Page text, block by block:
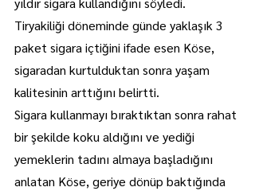
Tiryakiliği döneminde günde yaklaşık 3
paket sigara içtiğini ifade esen Köse,
sigaradan kurtulduktan sonra yaşam
kalitesinin arttığını belirtti.
Sigara kullanmayı bıraktıktan sonra rahat
bir şekilde koku aldığını ve yediği
yemeklerin tadını almaya başladığını
anlatan Köse, geriye dönüp baktığında